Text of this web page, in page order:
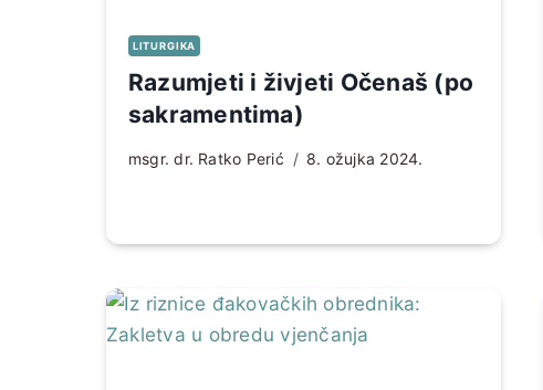
LITURGIKA
Razumjeti i živjeti Očenaš (po
sakramentima)
msgr. dr. Ratko Perić 8. ožujka 2024.